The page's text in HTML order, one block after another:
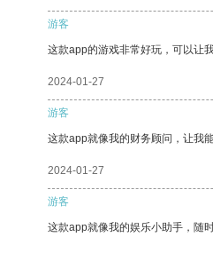
游客
这款app的游戏非常好玩，可以让我
2024-01-27
游客
这款app就像我的财务顾问，让我
2024-01-27
游客
这款app就像我的娱乐小助手，随